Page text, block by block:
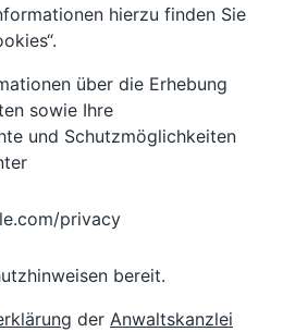
hierzu finden Sie
über die Erhebung
sowie Ihre
und Schutzmöglichkeiten
privacy
bereit.
der Anwaltskanzlei